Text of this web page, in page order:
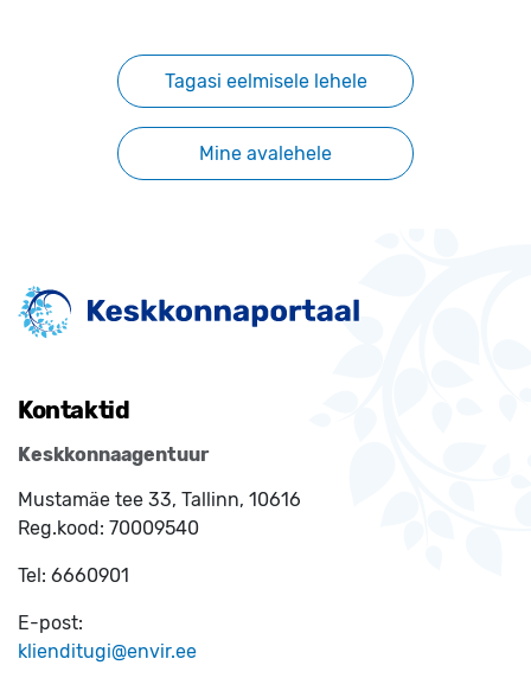
Tagasi eelmisele lehele
Mine avalehele
Kontaktid
Keskkonnaagentuur
Mustamäe tee 33, Tallinn, 10616
Reg.kood: 70009540
Tel: 6660901
E-post:
klienditugi@envir.ee